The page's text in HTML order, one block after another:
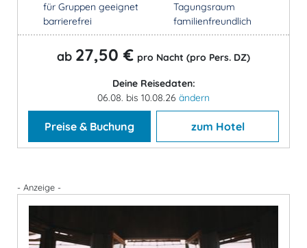
für Gruppen geeignet
barrierefrei
Tagungsraum
familienfreundlich
ab 27,50 € pro Nacht (pro Pers. DZ)
Deine Reisedaten:
06.08. bis 10.08.26 ändern
Preise & Buchung zum Hotel
- Anzeige -